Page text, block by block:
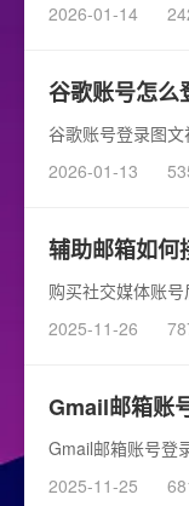
2026-01-14
谷歌账号怎么
谷歌账号登录图
2026-01-13
辅助邮箱如何
购买社交媒体账
2025-11-26
Gmail邮箱账
Gmail邮箱账号登
2025-11-25